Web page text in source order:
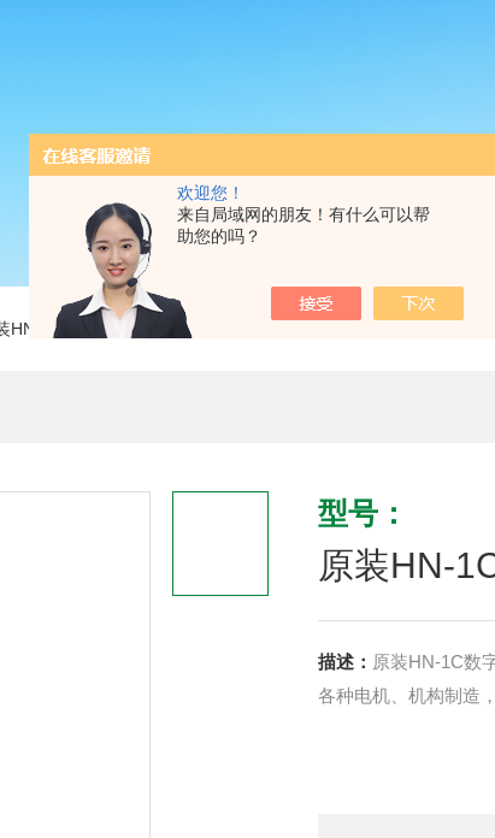
欢迎您！
来自局域网的朋友！有什么可以帮
助您的吗？
1C数字式动态扭矩测试仪
型号：
原装HN-
描述： 原装HN-1C数
各种电机、机构制造